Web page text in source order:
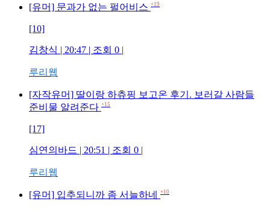
[유머] 문과가 없는 펄어비스 +19
[10]
김창식 | 20:47 | 조회 0 |
루리웹
[자작유머] 딸이랑 하츄핑 보고온 후기. 보러갈 사람들
준비물 알려준다 +15
[17]
심연의바드 | 20:51 | 조회 0 |
루리웹
[유머] 입추되니까 좀 서늘하네 +10